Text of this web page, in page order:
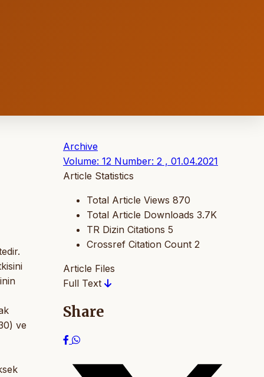
ve
Archive
Volume: 12 Number: 2 , 01.04.2021
Article Statistics
Total Article Views 870
Total Article Downloads 3.7K
TR Dizin Citations 5
Crossref Citation Count 2
Article Files
Full Text
Share